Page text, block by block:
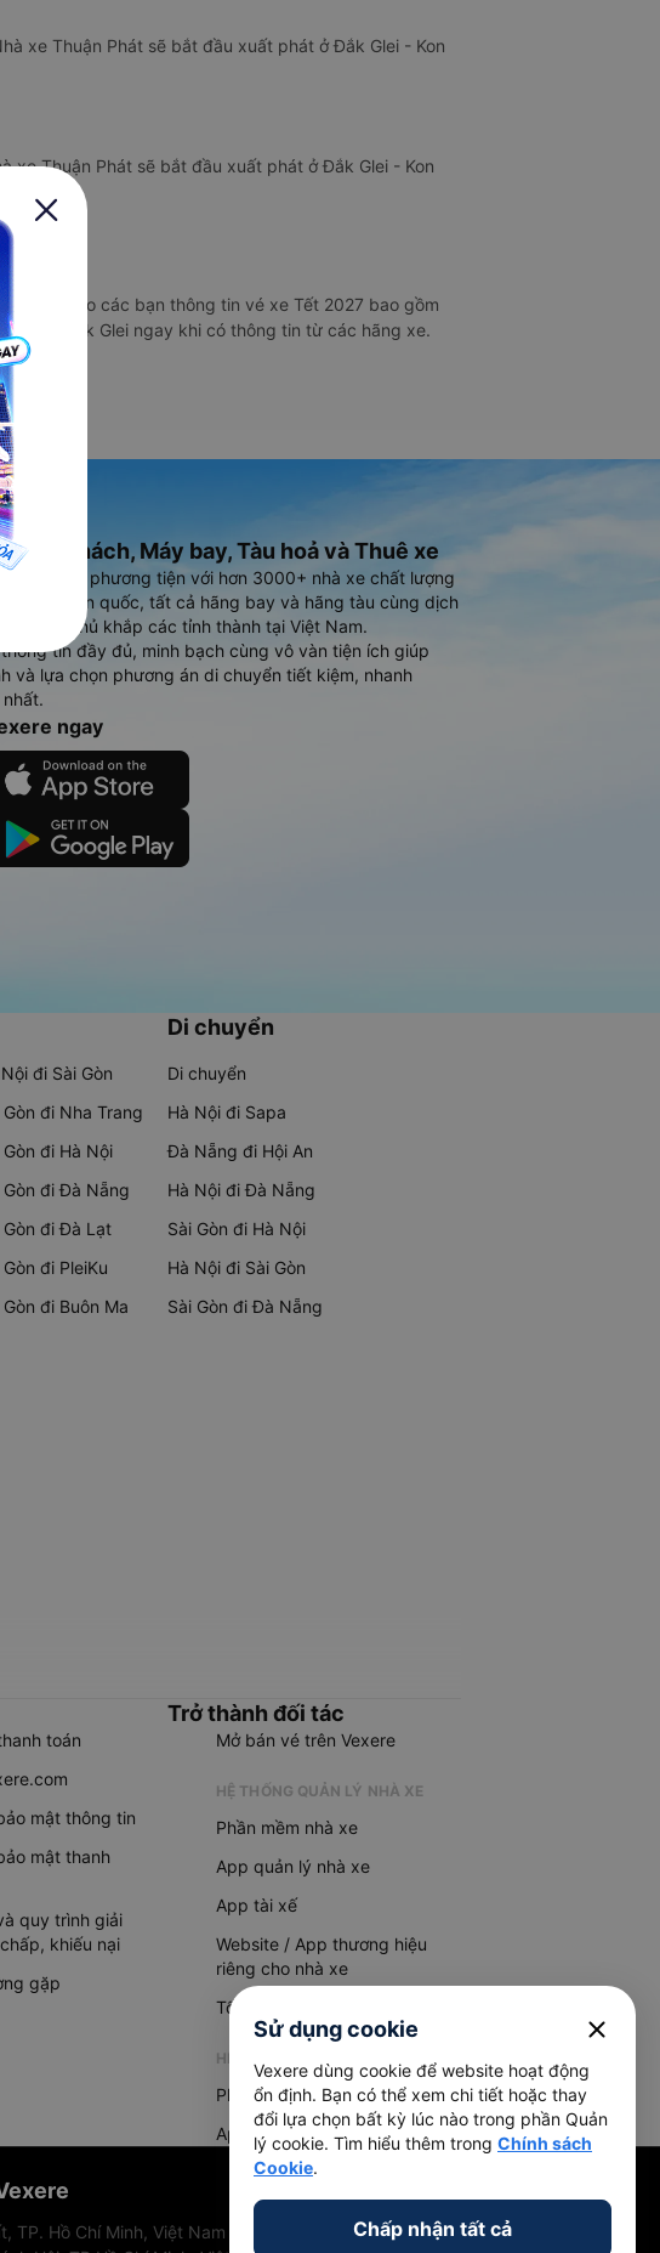
xe Thuận Phát sẽ bắt đầu xuất phát ở Đắk Glei - Kon
xe Thuận Phát sẽ bắt đầu xuất phát ở Đắk Glei - Kon
báo cho các bạn thông tin vé xe Tết 2027 bao gồm
Gòn - Đắk Glei ngay khi có thông tin từ các hãng xe.
Xe khách, Máy bay, Tàu hoả và Thuê xe
đặt vé đa phương tiện với hơn 3000+ nhà xe chất lượng
đường toàn quốc, tất cả hãng bay và hãng tàu cùng dịch
du lịch phủ khắp các tỉnh thành tại Việt Nam.
tin đầy đủ, minh bạch cùng vô vàn tiện ích giúp
và lựa chọn phương án di chuyển tiết kiệm, nhanh
ngay
đi Sài Gòn
đi Nha Trang
đi Hà Nội
đi Đà Nẵng
đi Đà Lạt
đi PleiKu
đi Buôn Ma
Di chuyển
Di chuyển
Hà Nội đi Sapa
Đà Nẵng đi Hội An
Hà Nội đi Đà Nẵng
Sài Gòn đi Hà Nội
Hà Nội đi Sài Gòn
Sài Gòn đi Đà Nẵng
toán
mật thông tin
mật thanh
quy trình giải
khiếu nại
gặp
Trở thành đối tác
Mở bán vé trên Vexere
HỆ THỐNG QUẢN LÝ NHÀ XE
Phần mềm nhà xe
App quản lý nhà xe
App tài xế
Website / App thương hiệu
riêng cho nhà xe
Tổng đài AI
HỆ THỐNG QUẢN LÝ HÀNG HOÁ
Phần mềm quản lý hàng hoá
App quản lý hàng hoá
TP. Hồ Chí Minh, Việt Nam
Sử dụng cookie close
Vexere dùng cookie để website hoạt động
ổn định. Bạn có thể xem chi tiết hoặc thay
đổi lựa chọn bất kỳ lúc nào trong phần Quản
lý cookie. Tìm hiểu thêm trong Chính sách
Cookie.
Chấp nhận tất cả